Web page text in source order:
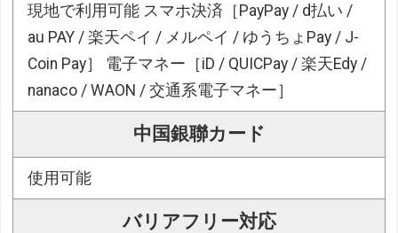
現地で利用可能 スマホ決済［PayPay / d払い /
au PAY / 楽天ペイ / メルペイ / ゆうちょPay / J-
Coin Pay］ 電子マネー［iD / QUICPay / 楽天Edy /
nanaco / WAON / 交通系電子マネー］
中国銀聯カード
使用可能
バリアフリー対応